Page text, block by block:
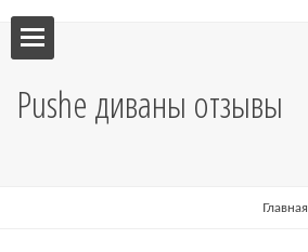
Pushe диваны отзывы
Главная